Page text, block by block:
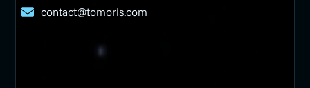
contact@tomoris.com